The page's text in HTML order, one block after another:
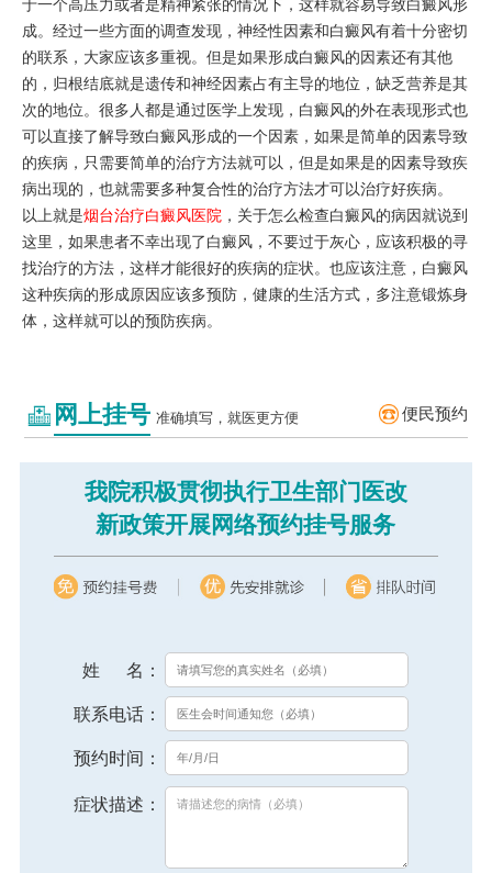
于一个高压力或者是精神紧张的情况下，这样就容易导致白癜风形
成。经过一些方面的调查发现，神经性因素和白癜风有着十分密切
的联系，大家应该多重视。但是如果形成白癜风的因素还有其他
的，归根结底就是遗传和神经因素占有主导的地位，缺乏营养是其
次的地位。很多人都是通过医学上发现，白癜风的外在表现形式也
可以直接了解导致白癜风形成的一个因素，如果是简单的因素导致
的疾病，只需要简单的治疗方法就可以，但是如果是的因素导致疾
病出现的，也就需要多种复合性的治疗方法才可以治疗好疾病。
以上就是烟台治疗白癜风医院 ，关于怎么检查白癜风的病因就说到
这里，如果患者不幸出现了白癜风，不要过于灰心，应该积极的寻
找治疗的方法，这样才能很好的疾病的症状。也应该注意，白癜风
这种疾病的形成原因应该多预防，健康的生活方式，多注意锻炼身
体，这样就可以的预防疾病。
网上挂号 准确填写，就医更方便 便民预约
我院积极贯彻执行卫生部门医改
新政策开展网络预约挂号服务
姓 名：
联系电话：
预约时间：
症状描述：